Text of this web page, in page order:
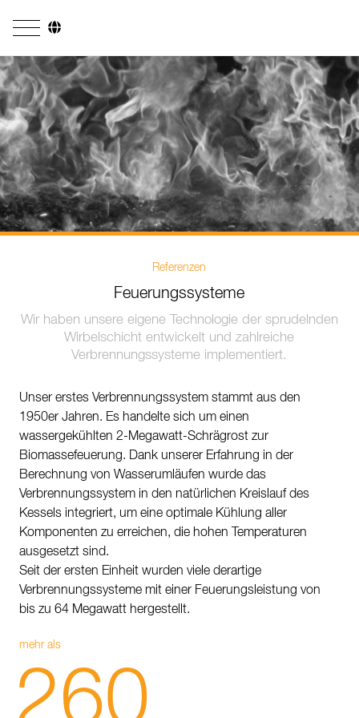
Unternehmen
Geschäftsfelder
Ingenieurdienstleistungen
Kesselsysteme
Feuerungssysteme
Referenzen
Nachhaltigkeit
Neuigkeiten
Tools
Fragen & Anworten
Datenschutzerklärung
Impressum
Referenzen
Feuerungssysteme
Wir haben unsere eigene Technologie der sprudelnden
Wirbelschicht entwickelt und zahlreiche
Verbrennungssysteme implementiert.
Unser erstes Verbrennungssystem stammt aus den
1950er Jahren. Es handelte sich um einen
wassergekühlten 2-Megawatt-Schrägrost zur
Biomassefeuerung. Dank unserer Erfahrung in der
Berechnung von Wasserumläufen wurde das
Verbrennungssystem in den natürlichen Kreislauf des
Kessels integriert, um eine optimale Kühlung aller
Komponenten zu erreichen, die hohen Temperaturen
ausgesetzt sind.
Seit der ersten Einheit wurden viele derartige
Verbrennungssysteme mit einer Feuerungsleistung von
bis zu 64 Megawatt hergestellt.
mehr als
260